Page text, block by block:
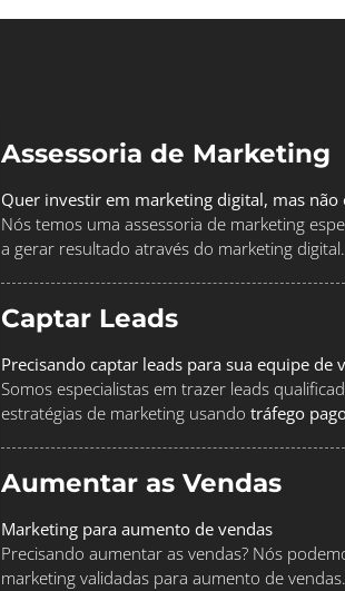
Assessoria de Marketing
Quer investir em marketing digital, mas não
Nós temos uma assessoria de marketing
a gerar resultado através do marketing digital.
Captar Leads
Precisando captar leads para sua equipe de
Somos especialistas em trazer leads
estratégias de marketing usando tráfego
Aumentar as Vendas
Marketing para aumento de vendas
Precisando aumentar as vendas? Nós
marketing validadas para aumento de vendas.